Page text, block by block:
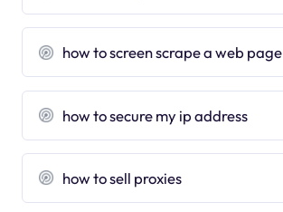
how to screen scrape a web page
how to secure my ip address
how to sell proxies